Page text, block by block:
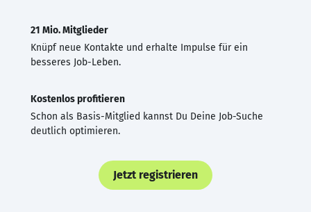
21 Mio. Mitglieder
Knüpf neue Kontakte und erhalte Impulse für ein
besseres Job-Leben.
Kostenlos profitieren
Schon als Basis-Mitglied kannst Du Deine Job-Suche
deutlich optimieren.
Jetzt registrieren